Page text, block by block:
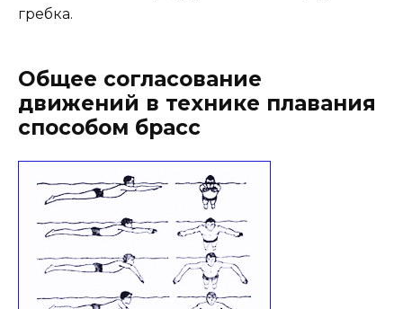
гребка.
Общее согласование
движений в технике плавания
способом брасс